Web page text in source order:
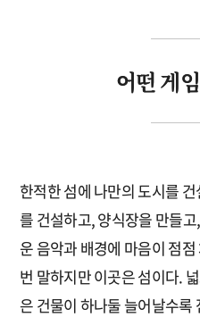
어떤 게
한적한 섬에 나만의 도시를
를 건설하고, 양식장을 만들
운 음악과 배경에 마음이 점
번 말하지만 이곳은 섬이다.
은 건물이 하나둘 늘어날수록